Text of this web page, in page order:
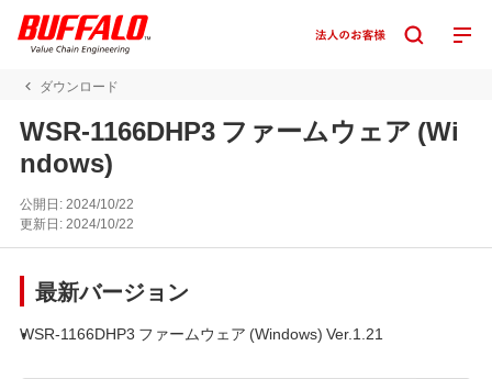
ダウンロード
WSR-1166DHP3 ファームウェア (Wi
ndows)
公開日:2024/10/22
更新日:2024/10/22
最新バージョン
WSR-1166DHP3 ファームウェア (Windows) Ver.1.21